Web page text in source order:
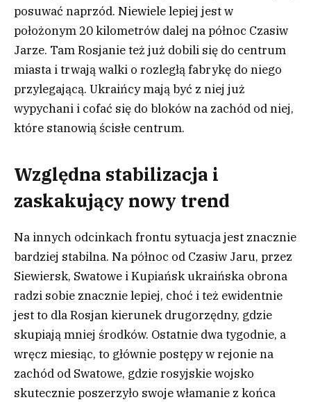
posuwać naprzód. Niewiele lepiej jest w
położonym 20 kilometrów dalej na północ Czasiw
Jarze. Tam Rosjanie też już dobili się do centrum
miasta i trwają walki o rozległą fabrykę do niego
przylegającą. Ukraińcy mają być z niej już
wypychani i cofać się do bloków na zachód od niej,
które stanowią ścisłe centrum.
Względna stabilizacja i
zaskakujący nowy trend
Na innych odcinkach frontu sytuacja jest znacznie
bardziej stabilna. Na północ od Czasiw Jaru, przez
Siewiersk, Swatowe i Kupiańsk ukraińska obrona
radzi sobie znacznie lepiej, choć i też ewidentnie
jest to dla Rosjan kierunek drugorzędny, gdzie
skupiają mniej środków. Ostatnie dwa tygodnie, a
wręcz miesiąc, to głównie postępy w rejonie na
zachód od Swatowe, gdzie rosyjskie wojsko
skutecznie poszerzyło swoje włamanie z końca